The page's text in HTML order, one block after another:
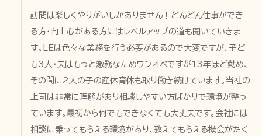
訪問は楽しくやりがいしかありません！どんどん仕事ができ
る方・向上心がある方にはレベルアップの道も開いていきま
す。LEは色々な業務を行う必要があるので大変ですが、子ど
も3人・夫はもっと激務なためワンオペですが13年ほど勤め、
その間に2人の子の産休育休も取り働き続けています。当社の
上司は非常に理解があり相談しやすい方ばかりで環境が整っ
ています。最初から何でもできなくても大丈夫です。会社には
相談に乗ってもらえる環境があり、教えてもらえる機会がたく